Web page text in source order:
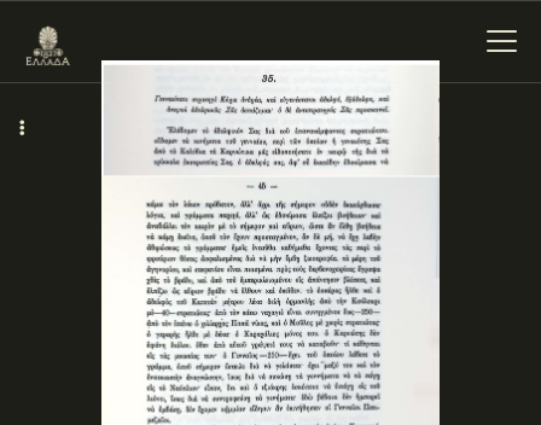
ΕΝΌΤΗΤΕΣ
ΞΥΛΌΚΑΣΤΡΟ –
ΕΥΡΩΣΤΊΝΗ